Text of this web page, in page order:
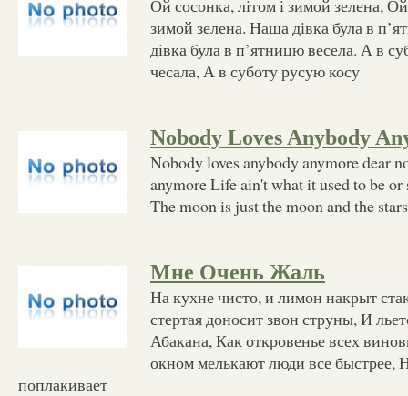
Ой сосонка, літом і зимой зелена,
зимой зелена. Наша дівка була в
дівка була в п’ятницю весела. А в
чесала, А в суботу русую косу
Nobody Loves Anybody
Nobody loves anybody anymore dear
anymore Life ain't what it used to be or
The moon is just the moon and the
Мне Очень Жаль
На кухне чисто, и лимон накрыт
стертая доносит звон струны, И
Абакана, Как откровенье всех
окном мелькают люди все быстрее,
поплакивает